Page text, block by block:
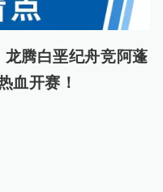
腾白垩纪舟竞阿蓬
血开赛！